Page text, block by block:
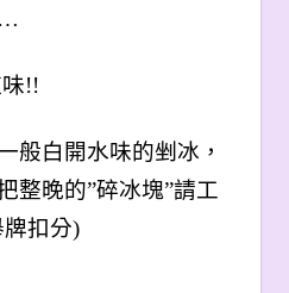
!!
般白開水味的剉冰，
整晚的”碎冰塊”請工
扣分)